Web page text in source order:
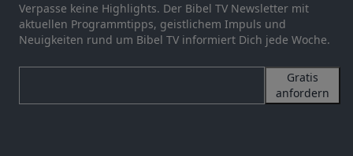
Verpasse keine Highlights. Der Bibel TV Newsletter mit
aktuellen Programmtipps, geistlichem Impuls und
Neuigkeiten rund um Bibel TV informiert Dich jede Woche.
Gratis
anfordern